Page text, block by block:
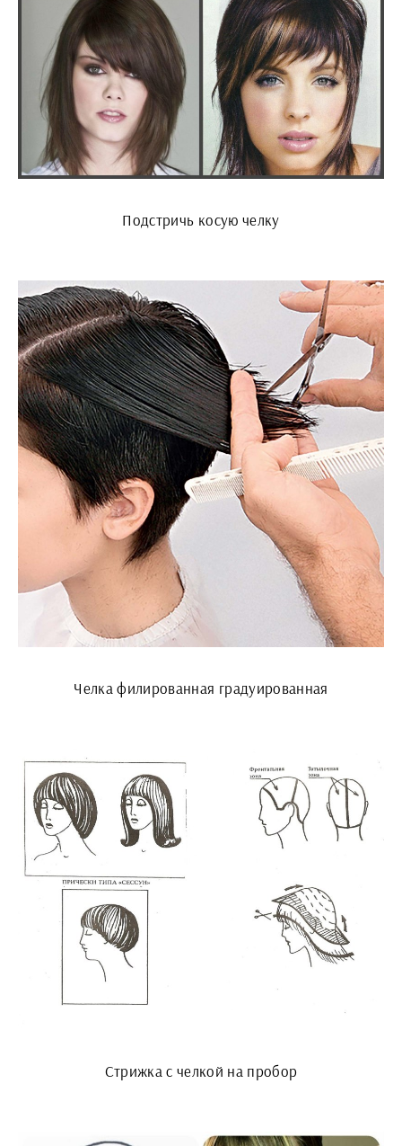
Подстричь косую челку
Челка филированная градуированная
Стрижка с челкой на пробор